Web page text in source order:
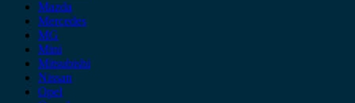
Mazda
Mercedes
MG
Mini
Mitsubishi
Nissan
Opel